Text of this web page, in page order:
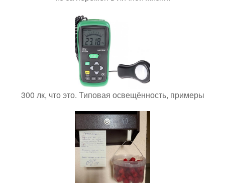
300 лк, что это. Типовая освещённость, примеры